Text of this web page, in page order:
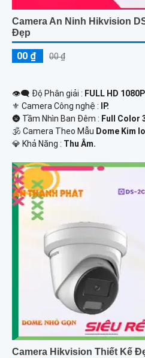
Camera An Ninh Hikvision
Đẹp
00 ₫ 00 ₫
👁️‍🗨 Độ Phân giải : FULL HD
⚜️ Camera Công nghệ :
IP.
🌚 Tầm Nhìn Ban Đêm : Full Color
🕉️ Camera Theo Mẫu Dome Kim
️💎 Khả Năng : Thu Âm.
Camera Hikvision Thiết Kế